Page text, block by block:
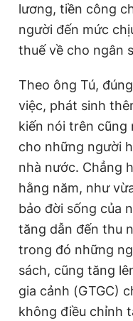
lương, tiền công
người đến mức
thuế về cho ngân
Theo ông Tú,
việc, phát sinh
kiến nói trên cũng
cho những người
nhà nước. Chẳng
hằng năm, như
bảo đời sống của
tăng dẫn đến thu
trong đó những
sách, cũng tăng
gia cảnh (GTGC)
không điều chỉnh